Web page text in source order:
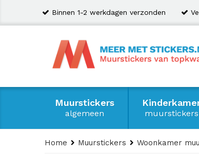
Binnen 1-2 werkdagen verzonden
Muurstickers
algemeen muurstickers
Home Muurstickers Woonkamer